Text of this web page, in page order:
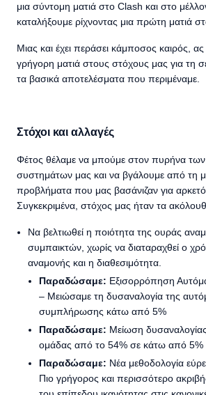
μια σύντομη ματιά στο Clash και στο
καταλήξουμε ρίχνοντας μια πρώτη ματιά
Μιας και έχει περάσει κάμποσος καιρός, ας
γρήγορη ματιά στους στόχους μας για τη
τα βασικά αποτελέσματα που περιμέναμε.
Στόχοι και αλλαγές
Φέτος θέλαμε να μπούμε στον πυρήνα των
συστημάτων μας και να βγάλουμε από τη
προβλήματα που μας βασάνιζαν για αρκετό
Συγκεκριμένα, στόχος μας ήταν τα
Να βελτιωθεί η ποιότητα της ουράς
συμπαικτών, χωρίς να διαταραχθεί ο
αναμονής και η διαθεσιμότητα.
Παραδώσαμε: Εξισορρόπηση
– Μειώσαμε τη δυσαναλογία της
συμπλήρωσης κάτω από 5%
Παραδώσαμε: Μείωση
ομάδας από το 54% σε κάτω από 5%
Παραδώσαμε: Νέα μεθοδολογία
Πιο γρήγορος και περισσότερο